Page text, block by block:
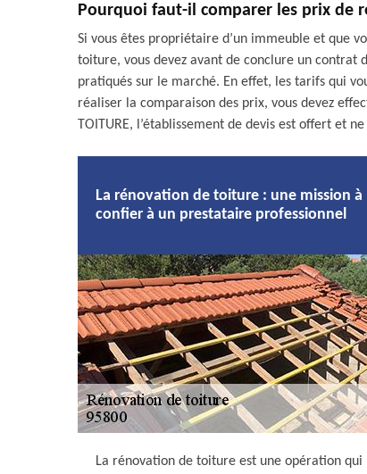
Pourquoi faut-il comparer les prix de
Si vous êtes propriétaire d’un immeuble et que
toiture, vous devez avant de conclure un contrat
pratiqués sur le marché. En effet, les tarifs qui
réaliser la comparaison des prix, vous devez
TOITURE, l’établissement de devis est offert et
La rénovation de toiture : une mission à
confier à un prestataire professionnel
La rénovation de toiture est une opération qui